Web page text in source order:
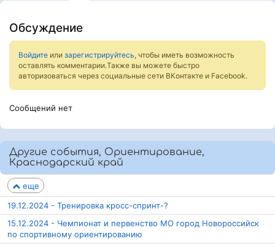
Обсуждение
Войдите или зарегистрируйтесь, чтобы иметь возможность
оставлять комментарии.Также вы можете быстро
авторизоваться через социальные сети ВКонтакте и Facebook.
Сообщений нет
Другие события, Ориентирование,
Краснодарский край
еще
19.12.2024 - Тренировка кросс-спринт-?
15.12.2024 - Чемпионат и первенство МО город Новороссийск
по спортивному ориентированию